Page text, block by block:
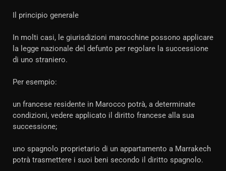
Il principio generale
In molti casi, le giurisdizioni marocchine possono applicare
la legge nazionale del defunto per regolare la successione
di uno straniero.
Per esempio:
un francese residente in Marocco potrà, a determinate
condizioni, vedere applicato il diritto francese alla sua
successione;
uno spagnolo proprietario di un appartamento a Marrakech
potrà trasmettere i suoi beni secondo il diritto spagnolo.